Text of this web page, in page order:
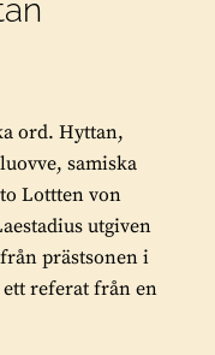
ord. Hyttan,
samiska
Lottten von
utgiven
prästsonen i
referat från en